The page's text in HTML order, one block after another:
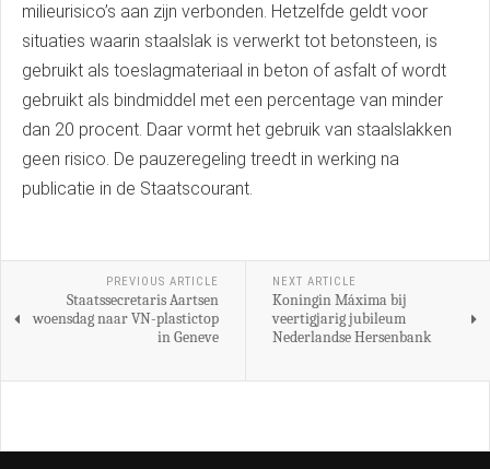
milieurisico’s aan zijn verbonden. Hetzelfde geldt voor
situaties waarin staalslak is verwerkt tot betonsteen, is
gebruikt als toeslagmateriaal in beton of asfalt of wordt
gebruikt als bindmiddel met een percentage van minder
dan 20 procent. Daar vormt het gebruik van staalslakken
geen risico. De pauzeregeling treedt in werking na
publicatie in de Staatscourant.
PREVIOUS ARTICLE
Staatssecretaris Aartsen
woensdag naar VN-plastictop
in Geneve
NEXT ARTICLE
Koningin Máxima bij
veertigjarig jubileum
Nederlandse Hersenbank